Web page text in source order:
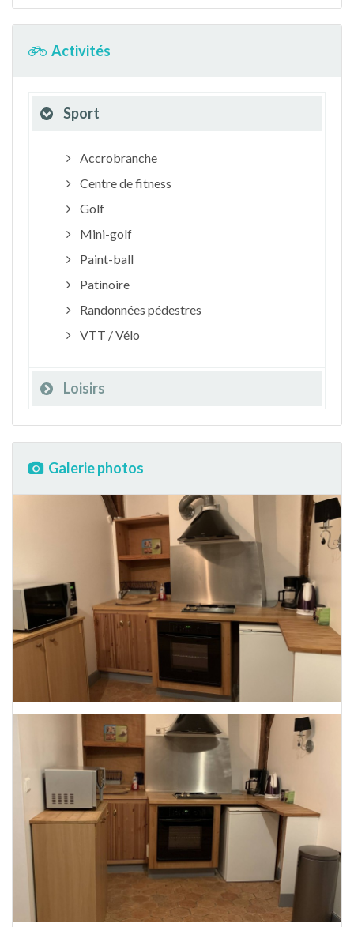
Activités
Sport
Accrobranche
Centre de fitness
Golf
Mini-golf
Paint-ball
Patinoire
Randonnées pédestres
VTT / Vélo
Loisirs
Galerie photos